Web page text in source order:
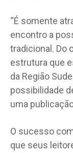
“É somente
encontro a
tradicional. Do
estrutura que
da Região
possibilidade
uma
O sucesso
que seus